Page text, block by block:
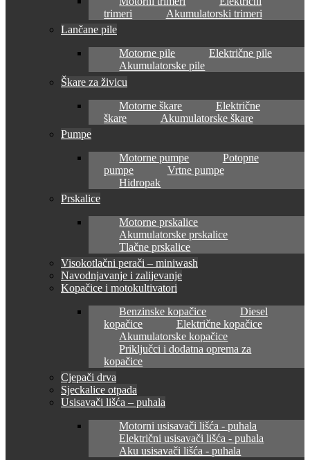
trimeri
Akumulatorski trimeri
Lančane pile
Motorne pile
Električne pile
Akumulatorske pile
Škare za živicu
Motorne škare
Električne
škare
Akumulatorske škare
Pumpe
Motorne pumpe
Potopne
pumpe
Vrtne pumpe
Hidropak
Prskalice
Motorne prskalice
Akumulatorske prskalice
Tlačne prskalice
Visokotlačni perači – miniwash
Navodnjavanje i zalijevanje
Kopačice i motokultivatori
Benzinske kopačice
Diesel
kopačice
Električne kopačice
Akumulatorske kopačice
Priključci i dodatna oprema za
kopačice
Cjepači drva
Sjeckalice otpada
Usisavači lišća – puhala
Motorni usisavači lišća - puhala
Električni usisavači lišća - puhala
Aku usisavači lišća - puhala